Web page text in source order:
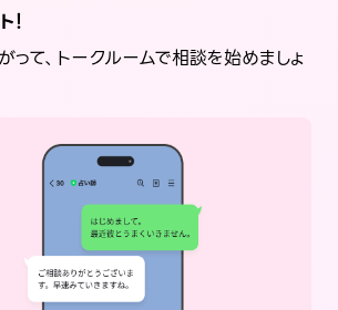
！
って、トークルームで相談を始めましょ